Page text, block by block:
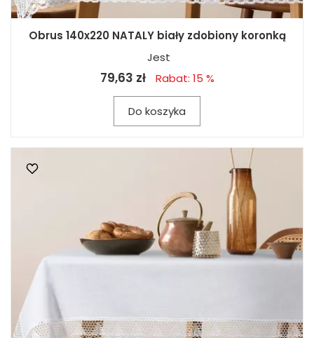
Obrus 140x220 NATALY biały zdobiony koronką
Jest
79,63 zł Rabat: 15 %
Do koszyka